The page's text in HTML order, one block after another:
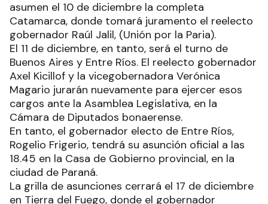
asumen el 10 de diciembre la completa
Catamarca, donde tomará juramento el reelecto
gobernador Raúl Jalil, (Unión por la Paria).
El 11 de diciembre, en tanto, será el turno de
Buenos Aires y Entre Ríos. El reelecto gobernador
Axel Kicillof y la vicegobernadora Verónica
Magario jurarán nuevamente para ejercer esos
cargos ante la Asamblea Legislativa, en la
Cámara de Diputados bonaerense.
En tanto, el gobernador electo de Entre Ríos,
Rogelio Frigerio, tendrá su asunción oficial a las
18.45 en la Casa de Gobierno provincial, en la
ciudad de Paraná.
La grilla de asunciones cerrará el 17 de diciembre
en Tierra del Fuego, donde el gobernador